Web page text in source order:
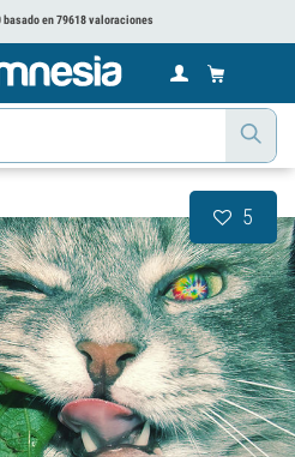
basado en 79618 valoraciones
5